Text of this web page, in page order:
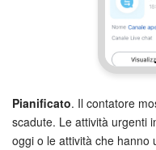
Pianificato. Il contatore
scadute. Le attività urgenti
oggi o le attività che hanno